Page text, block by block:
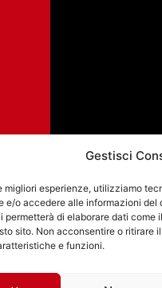
Gestisci
migliori esperienze, utilizziamo
e/o accedere alle informazioni del
permetterà di elaborare dati come
sito. Non acconsentire o ritirare
e funzioni.